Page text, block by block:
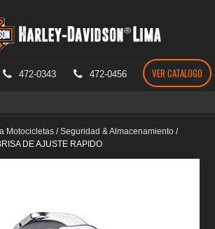
472-0343 472-0456 VER CATALOGO
Motocicletas /Seguridad & Almacenamiento /
DE AJUSTE RAPIDO